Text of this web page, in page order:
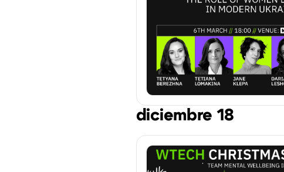
diciembre 18